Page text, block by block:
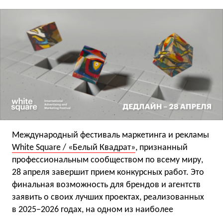
Международный фестиваль маркетинга и рекламы
White Square / «Белый Квадрат», признанный
профессиональным сообществом по всему миру,
28 апреля завершит прием конкурсных работ. Это
финальная возможность для брендов и агентств
заявить о своих лучших проектах, реализованных
в 2025−2026 годах, на одном из наиболее